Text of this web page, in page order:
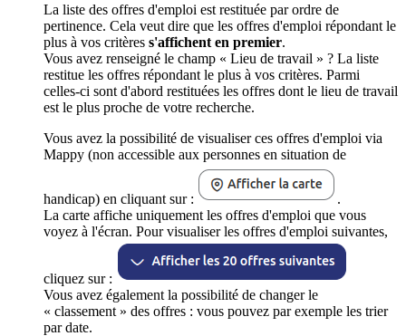
La liste des offres d'emploi est restituée par ordre de
pertinence. Cela veut dire que les offres d'emploi répondant le
plus à vos critères s'affichent en premier.
Vous avez renseigné le champ « Lieu de travail » ? La liste
restitue les offres répondant le plus à vos critères. Parmi
celles-ci sont d'abord restituées les offres dont le lieu de travail
est le plus proche de votre recherche.
Vous avez la possibilité de visualiser ces offres d'emploi via
Mappy (non accessible aux personnes en situation de
handicap) en cliquant sur :
.
La carte affiche uniquement les offres d'emploi que vous
voyez à l'écran. Pour visualiser les offres d'emploi suivantes,
cliquez sur :
Vous avez également la possibilité de changer le
« classement » des offres : vous pouvez par exemple les trier
par date.